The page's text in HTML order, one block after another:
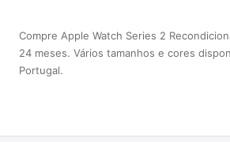
Compre Apple Watch Series 2
24 meses. Vários tamanhos e cores
Portugal.